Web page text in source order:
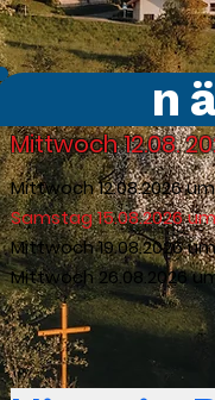
Mittwoch 12.08.
Mittwoch 12.08.2026
Samstag 15.08.2026
Mittwoch 19.08.2026
Mittwoch 26.08.2026